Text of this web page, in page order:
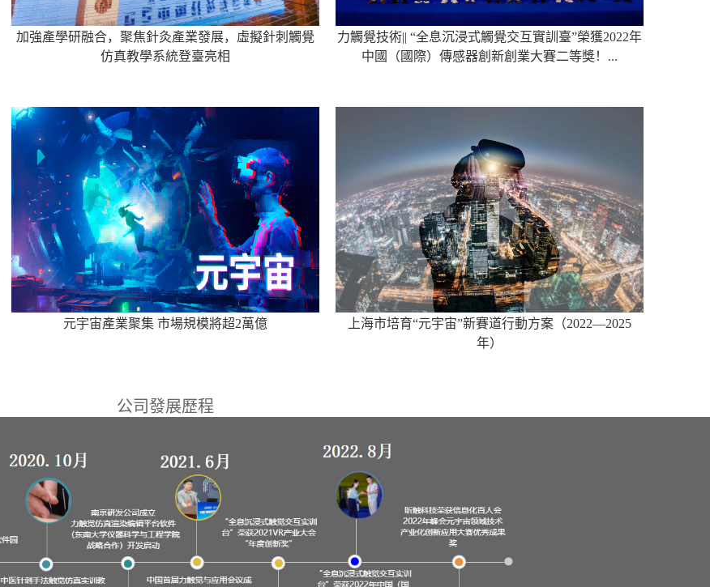
加強產學研融合，聚焦針灸產業發展，虛擬針刺觸覺
仿真教學系統登臺亮相
力觸覺技術|| “全息沉浸式觸覺交互實訓臺”榮獲2022年
中國（國際）傳感器創新創業大賽二等獎！...
元宇宙產業聚集 市場規模將超2萬億
上海市培育“元宇宙”新賽道行動方案（2022—2025
年）
公司發展歷程